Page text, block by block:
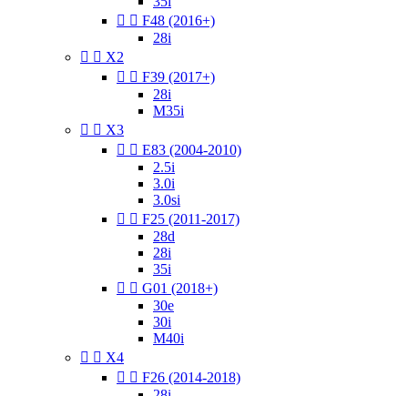
  F48 (2016+)
28i
  X2
  F39 (2017+)
28i
M35i
  X3
  E83 (2004-2010)
2.5i
3.0i
3.0si
  F25 (2011-2017)
28d
28i
35i
  G01 (2018+)
30e
30i
M40i
  X4
  F26 (2014-2018)